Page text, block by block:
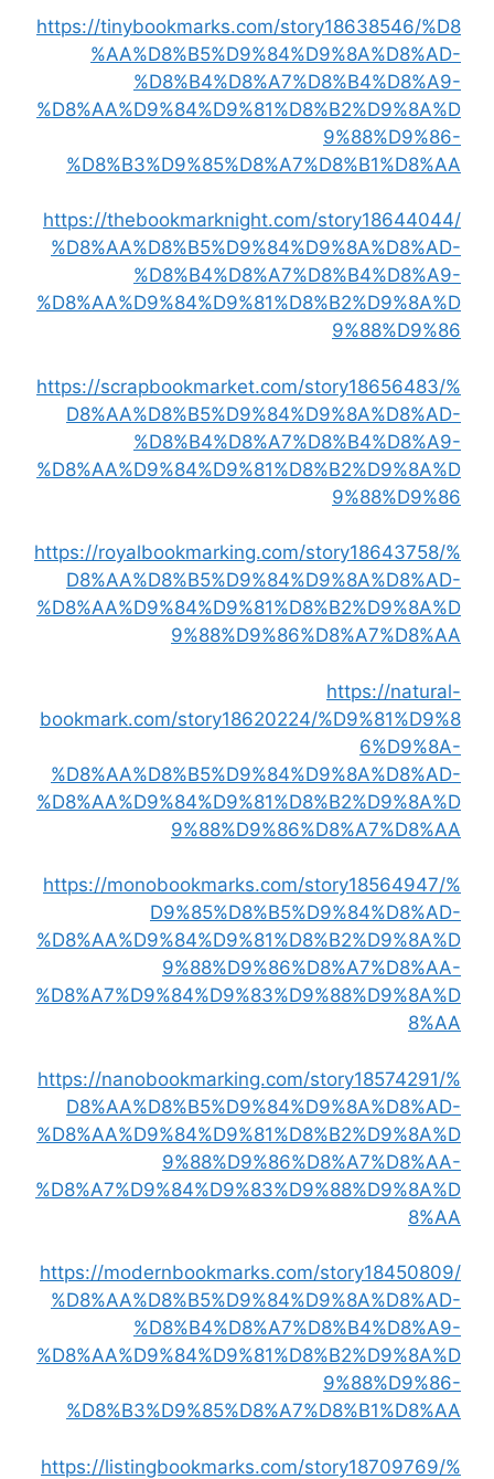
https://tinybookmarks.com/story18638546/%D8
%AA%D8%B5%D9%84%D9%8A%D8%AD-
%D8%B4%D8%A7%D8%B4%D8%A9-
%D8%AA%D9%84%D9%81%D8%B2%D9%8A%D
9%88%D9%86-
%D8%B3%D9%85%D8%A7%D8%B1%D8%AA
https://thebookmarknight.com/story18644044/
%D8%AA%D8%B5%D9%84%D9%8A%D8%AD-
%D8%B4%D8%A7%D8%B4%D8%A9-
%D8%AA%D9%84%D9%81%D8%B2%D9%8A%D
9%88%D9%86
https://scrapbookmarket.com/story18656483/%
D8%AA%D8%B5%D9%84%D9%8A%D8%AD-
%D8%B4%D8%A7%D8%B4%D8%A9-
%D8%AA%D9%84%D9%81%D8%B2%D9%8A%D
9%88%D9%86
https://royalbookmarking.com/story18643758/%
D8%AA%D8%B5%D9%84%D9%8A%D8%AD-
%D8%AA%D9%84%D9%81%D8%B2%D9%8A%D
9%88%D9%86%D8%A7%D8%AA
https://natural-
bookmark.com/story18620224/%D9%81%D9%8
6%D9%8A-
%D8%AA%D8%B5%D9%84%D9%8A%D8%AD-
%D8%AA%D9%84%D9%81%D8%B2%D9%8A%D
9%88%D9%86%D8%A7%D8%AA
https://monobookmarks.com/story18564947/%
D9%85%D8%B5%D9%84%D8%AD-
%D8%AA%D9%84%D9%81%D8%B2%D9%8A%D
9%88%D9%86%D8%A7%D8%AA-
%D8%A7%D9%84%D9%83%D9%88%D9%8A%D
8%AA
https://nanobookmarking.com/story18574291/%
D8%AA%D8%B5%D9%84%D9%8A%D8%AD-
%D8%AA%D9%84%D9%81%D8%B2%D9%8A%D
9%88%D9%86%D8%A7%D8%AA-
%D8%A7%D9%84%D9%83%D9%88%D9%8A%D
8%AA
https://modernbookmarks.com/story18450809/
%D8%AA%D8%B5%D9%84%D9%8A%D8%AD-
%D8%B4%D8%A7%D8%B4%D8%A9-
%D8%AA%D9%84%D9%81%D8%B2%D9%8A%D
9%88%D9%86-
%D8%B3%D9%85%D8%A7%D8%B1%D8%AA
https://listingbookmarks.com/story18709769/%